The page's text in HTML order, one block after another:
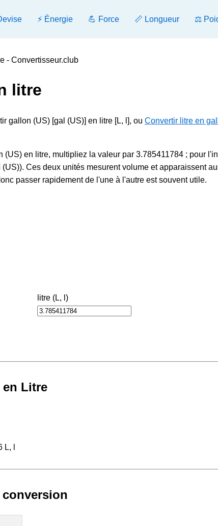
⚡ Énergie 💪 Force 📏 Longueur ⚖️
- Convertisseur.club
litre
gallon (US) [gal (US)] en litre [L, l], ou Convertir litre en
en litre, multipliez la valeur par 3.785411784 ; pour
Ces deux unités mesurent volume et apparaissent
passer rapidement de l'une à l'autre est souvent utile.
litre (L, l)
en Litre
l
conversion